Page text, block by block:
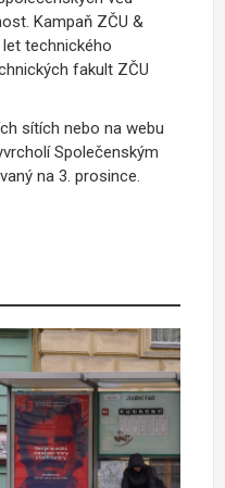
Kampaň ZČU &
technického
fakult ZČU
sítích nebo na webu
Společenským
na 3. prosince.